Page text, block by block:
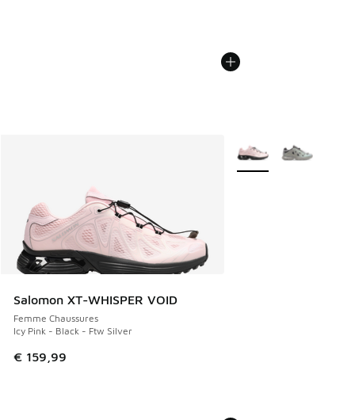
Salomon XT-WHISPER VOID
Femme Chaussures
Icy Pink - Black - Ftw Silver
€ 159,99
Plus de couleurs